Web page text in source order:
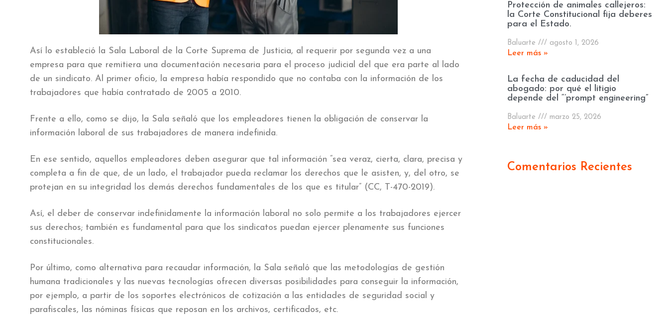
Así lo estableció la Sala Laboral de la Corte Suprema de Justicia, al requerir por segunda vez a una
empresa para que remitiera una documentación necesaria para el proceso judicial del que era parte al lado
de un sindicato. Al primer oficio, la empresa había respondido que no contaba con la información de los
trabajadores que había contratado de 2005 a 2010.
Frente a ello, como se dijo, la Sala señaló que los empleadores tienen la obligación de conservar la
información laboral de sus trabajadores de manera indefinida.
En ese sentido, aquellos empleadores deben asegurar que tal información “sea veraz, cierta, clara, precisa y
completa a fin de que, de un lado, el trabajador pueda reclamar los derechos que le asisten, y, del otro, se
protejan en su integridad los demás derechos fundamentales de los que es titular” (CC, T-470-2019).
Así, el deber de conservar indefinidamente la información laboral no solo permite a los trabajadores ejercer
sus derechos; también es fundamental para que los sindicatos puedan ejercer plenamente sus funciones
constitucionales.
Por último, como alternativa para recaudar información, la Sala señaló que las metodologías de gestión
humana tradicionales y las nuevas tecnologías ofrecen diversas posibilidades para conseguir la información,
por ejemplo, a partir de los soportes electrónicos de cotización a las entidades de seguridad social y
parafiscales, las nóminas físicas que reposan en los archivos, certificados, etc.
Protección de animales callejeros:
la Corte Constitucional fija deberes
para el Estado.
Baluarte agosto 1, 2026
Leer más »
La fecha de caducidad del
abogado: por qué el litigio
depende del “’prompt engineering”
Baluarte marzo 25, 2026
Leer más »
Comentarios Recientes